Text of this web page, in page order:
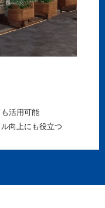
活用可能
向上にも役立つ